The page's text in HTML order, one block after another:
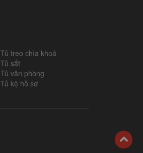
Tủ treo chìa khoá
Tủ sắt
Tủ văn phòng
Tủ kệ hồ sơ